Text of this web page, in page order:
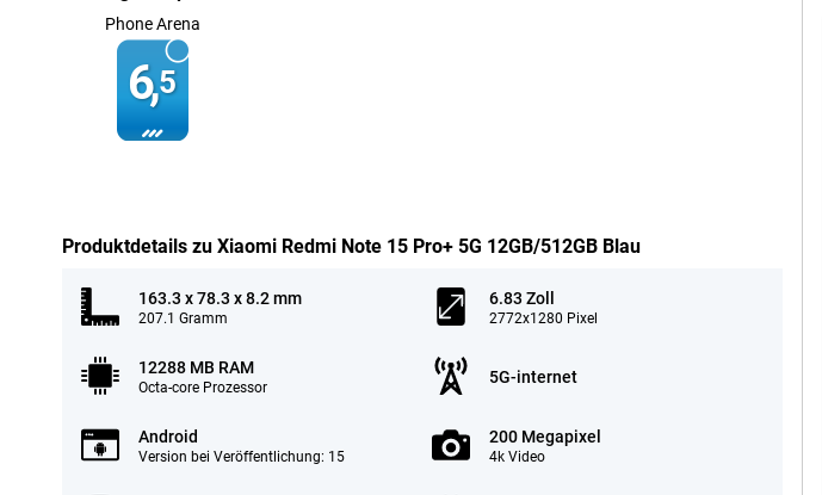
Phone Arena
6,5
Produktdetails zu Xiaomi Redmi Note 15 Pro+ 5G 12GB/512GB Blau
163.3 x 78.3 x 8.2 mm
207.1 Gramm
6.83 Zoll
2772x1280 Pixel
12288 MB RAM
Octa-core Prozessor
5G-internet
Android
Version bei Veröffentlichung: 15
200 Megapixel
4k Video